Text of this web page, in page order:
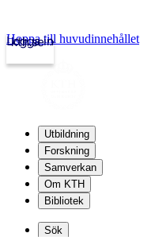
kth.se
Logga in
Hoppa till huvudinnehållet
Utbildning
Forskning
Samverkan
Om KTH
Bibliotek
Sök